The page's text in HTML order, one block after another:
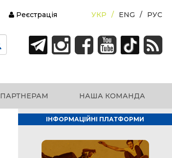
РУС
ENG
УКР
Реєстрація
ПАРТНЕРАМ НАША КОМАНДА
ІНФОРМАЦІЙНІ ПЛАТФОРМИ